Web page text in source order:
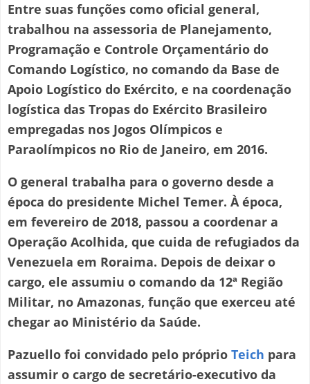
Entre suas funções como oficial general,
trabalhou na assessoria de Planejamento,
Programação e Controle Orçamentário do
Comando Logístico, no comando da Base de
Apoio Logístico do Exército, e na coordenação
logística das Tropas do Exército Brasileiro
empregadas nos Jogos Olímpicos e
Paraolímpicos no Rio de Janeiro, em 2016.
O general trabalha para o governo desde a
época do presidente Michel Temer. À época,
em fevereiro de 2018, passou a coordenar a
Operação Acolhida, que cuida de refugiados da
Venezuela em Roraima. Depois de deixar o
cargo, ele assumiu o comando da 12ª Região
Militar, no Amazonas, função que exerceu até
chegar ao Ministério da Saúde.
Pazuello foi convidado pelo próprio Teich para
assumir o cargo de secretário-executivo da